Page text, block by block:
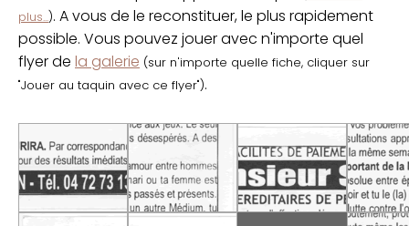
plus...). A vous de le reconstituer, le plus rapidement
possible. Vous pouvez jouer avec n'importe quel
flyer de la galerie (sur n'importe quelle fiche, cliquer sur
"Jouer au taquin avec ce flyer").